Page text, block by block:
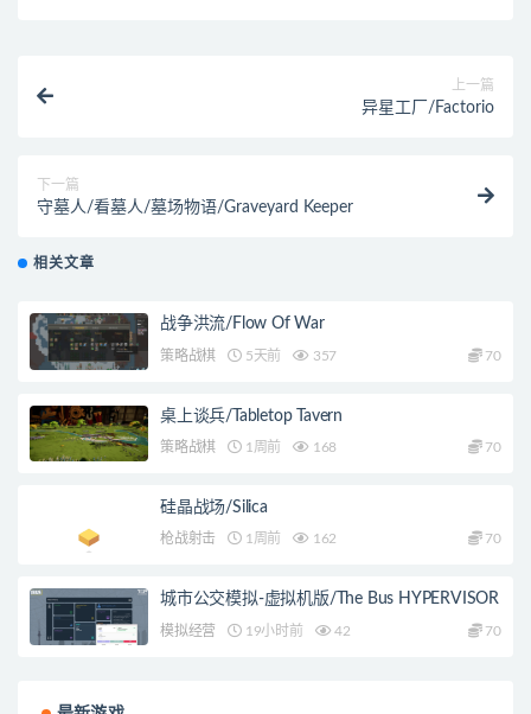
上一篇
异星工厂/Factorio
下一篇
守墓人/看墓人/墓场物语/Graveyard Keeper
相关文章
战争洪流/Flow Of War
策略战棋 5天前 357 70
桌上谈兵/Tabletop Tavern
策略战棋 1周前 168 70
硅晶战场/Silica
枪战射击 1周前 162 70
城市公交模拟-虚拟机版/The Bus HYPERVISOR
模拟经营 19小时前 42 70